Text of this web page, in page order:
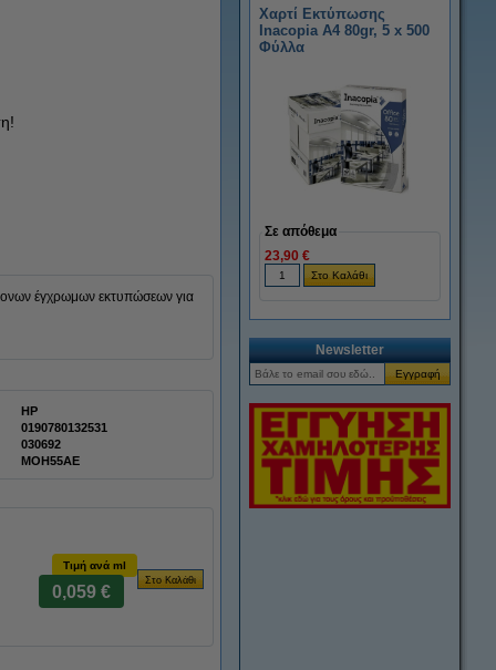
έγχρωμων εκτυπώσεων για
HP
0190780132531
030692
MOH55AE
Τιμή ανά ml
0,059 €
Χαρτί Εκτύπωσης
Inacopia Α4 80gr, 5 x 500
Φύλλα
Σε απόθεμα
23,90 €
Newsletter